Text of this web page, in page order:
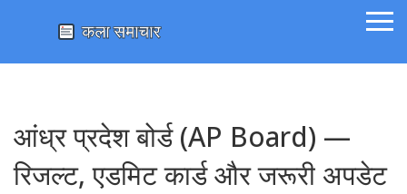
आंध्र प्रदेश बोर्ड (AP Board) —
रिजल्ट, एडमिट कार्ड और जरूरी अपडेट